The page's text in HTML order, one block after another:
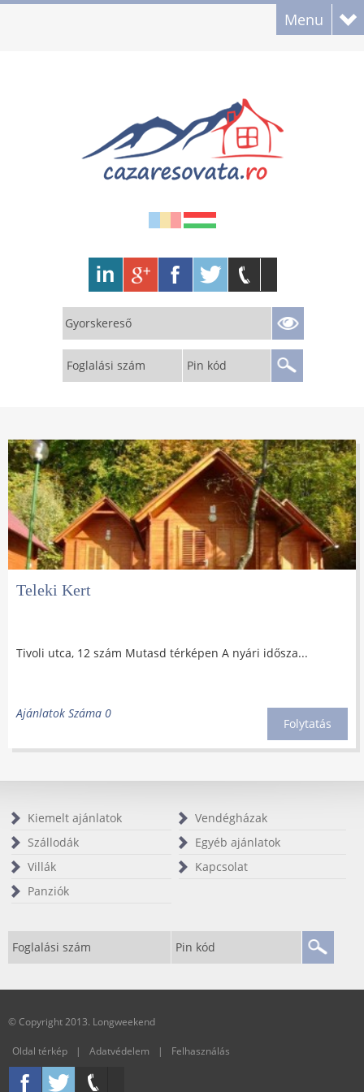
Menu
Gyorskereső
Foglalási szám Pin kód
Teleki Kert
Tivoli utca, 12 szám Mutasd térképen A nyári idősza...
Ajánlatok Száma 0
Folytatás
Kiemelt ajánlatok
Szállodák
Villák
Panziók
Vendégházak
Egyéb ajánlatok
Kapcsolat
Foglalási szám Pin kód
© Copyright 2013. Longweekend
Oldal térkép | Adatvédelem | Felhasználás